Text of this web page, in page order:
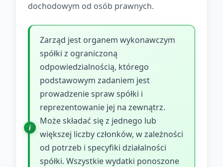
dochodowym od osób prawnych.
Zarząd jest organem wykonawczym
spółki z ograniczoną
odpowiedzialnością, którego
podstawowym zadaniem jest
prowadzenie spraw spółki i
reprezentowanie jej na zewnątrz.
Może składać się z jednego lub
większej liczby członków, w zależności
od potrzeb i specyfiki działalności
spółki. Wszystkie wydatki ponoszone